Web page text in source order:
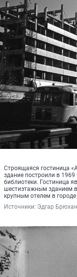
Строящаяся гостиница
здание построили в 1969
библиотеки. Гостиница
шестиэтажным зданием
крупным отелем в городе
Источники: Эдгар